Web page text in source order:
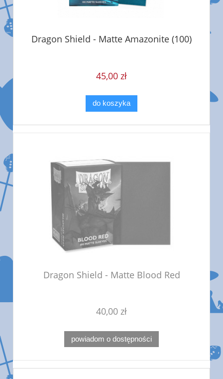
Dragon Shield - Matte Amazonite (100)
45,00 zł
do koszyka
Dragon Shield - Matte Blood Red
40,00 zł
powiadom o dostępności